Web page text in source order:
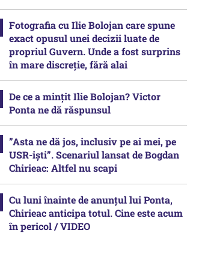
Fotografia cu Ilie Bolojan care spune
exact opusul unei decizii luate de
propriul Guvern. Unde a fost surprins
în mare discreție, fără alai
De ce a mințit Ilie Bolojan? Victor
Ponta ne dă răspunsul
”Asta ne dă jos, inclusiv pe ai mei, pe
USR-iști”. Scenariul lansat de Bogdan
Chirieac: Altfel nu scapi
Cu luni înainte de anunțul lui Ponta,
Chirieac anticipa totul. Cine este acum
în pericol / VIDEO